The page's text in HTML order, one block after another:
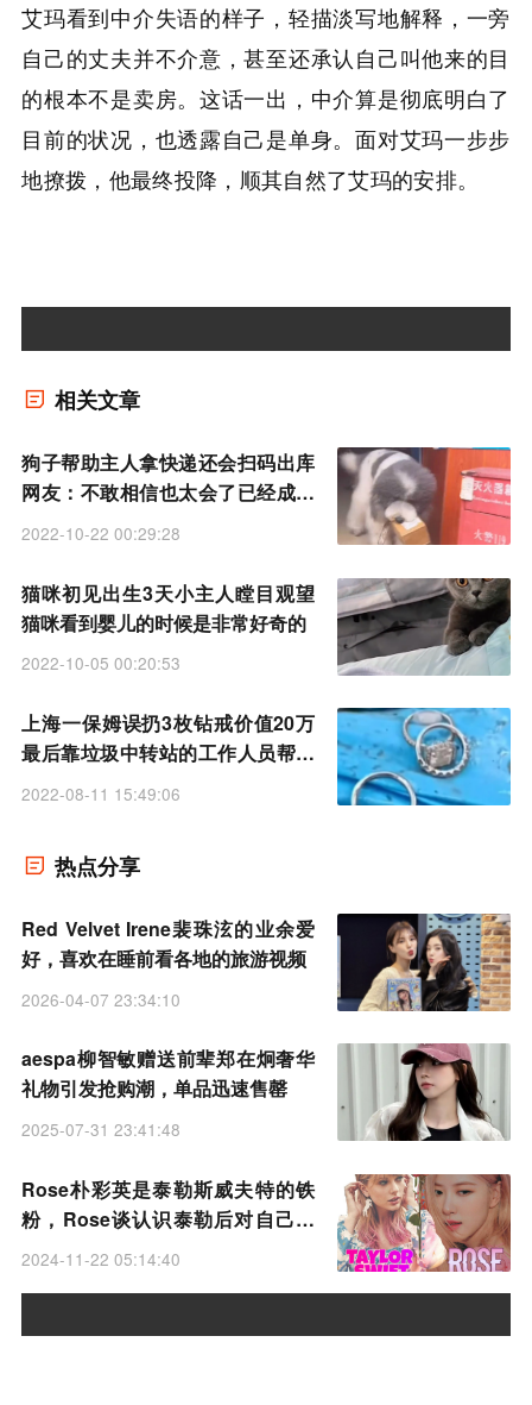
艾玛看到中介失语的样子，轻描淡写地解释，一旁
自己的丈夫并不介意，甚至还承认自己叫他来的目
的根本不是卖房。这话一出，中介算是彻底明白了
目前的状况，也透露自己是单身。面对艾玛一步步
地撩拨，他最终投降，顺其自然了艾玛的安排。
相关文章
狗子帮助主人拿快递还会扫码出库
网友：不敢相信也太会了已经成精
了
2022-10-22 00:29:28
猫咪初见出生3天小主人瞠目观望
猫咪看到婴儿的时候是非常好奇的
2022-10-05 00:20:53
上海一保姆误扔3枚钻戒价值20万
最后靠垃圾中转站的工作人员帮忙
成功找到
2022-08-11 15:49:06
热点分享
Red Velvet Irene裴珠泫的业余爱
好，喜欢在睡前看各地的旅游视频
2026-04-07 23:34:10
aespa柳智敏赠送前辈郑在炯奢华
礼物引发抢购潮，单品迅速售罄
2025-07-31 23:41:48
Rose朴彩英是泰勒斯威夫特的铁
粉，Rose谈认识泰勒后对自己帮
助
2024-11-22 05:14:40